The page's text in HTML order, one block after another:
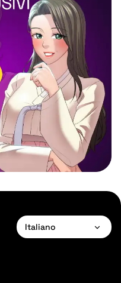
Italiano